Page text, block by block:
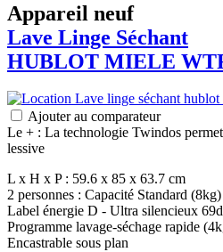
Appareil neuf
Lave Linge Séchant
HUBLOT MIELE
Ajouter au comparateur
Le + : La technologie Twindos
lessive
L x H x P : 59.6 x 85 x 63.7 cm
2 personnes : Capacité Standard
Label énergie D - Ultra silencieux
Programme lavage-séchage rapide
Encastrable sous plan